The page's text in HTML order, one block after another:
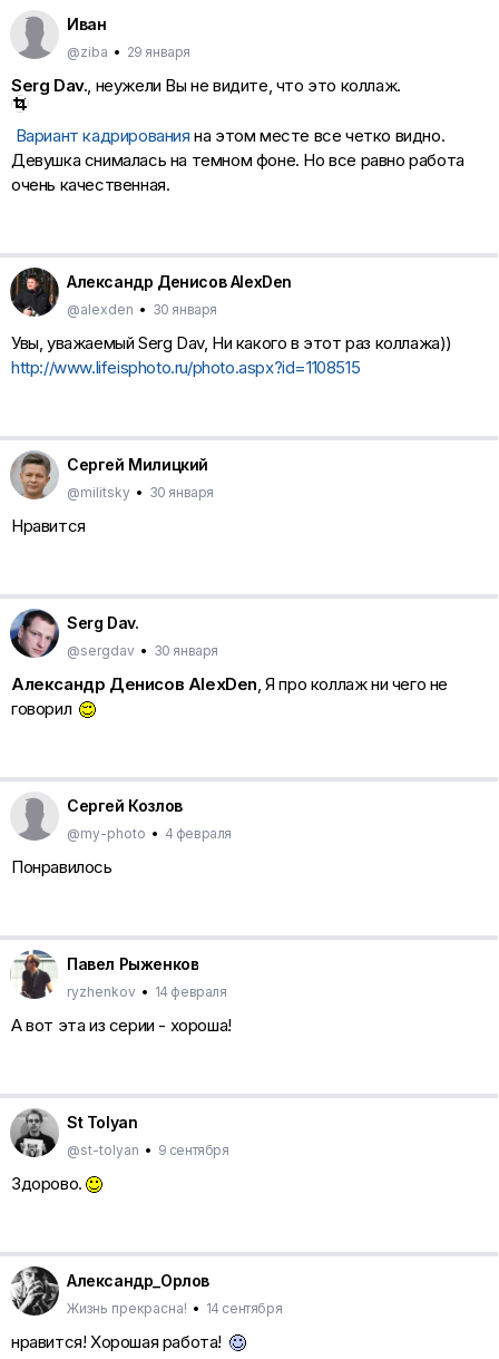
Иван
@ziba • 29 января
Serg Dav., неужели Вы не видите, что это коллаж.
Вариант кадрирования на этом месте все четко видно.
Девушка снималась на темном фоне. Но все равно работа
очень качественная.
Александр Денисов AlexDen
@alexden • 30 января
Увы, уважаемый Serg Dav, Ни какого в этот раз коллажа))
http://www.lifeisphoto.ru/photo.aspx?id=1108515
Сергей Милицкий
@militsky • 30 января
Нравится
Serg Dav.
@sergdav • 30 января
Александр Денисов AlexDen, Я про коллаж ни чего не
говорил
Сергей Козлов
@my-photo • 4 февраля
Понравилось
Павел Рыженков
ryzhenkov • 14 февраля
А вот эта из серии - хороша!
St Tolyan
@st-tolyan • 9 сентября
Здорово.
Александр_Орлов
Жизнь прекрасна! • 14 сентября
нравится! Хорошая работа!